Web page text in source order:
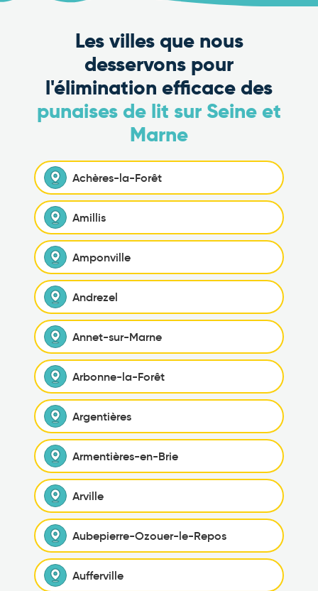
Les villes que nous
desservons pour
l'élimination efficace des
punaises de lit sur Seine et
Marne
Achères-la-Forêt
Amillis
Amponville
Andrezel
Annet-sur-Marne
Arbonne-la-Forêt
Argentières
Armentières-en-Brie
Arville
Aubepierre-Ozouer-le-Repos
Aufferville